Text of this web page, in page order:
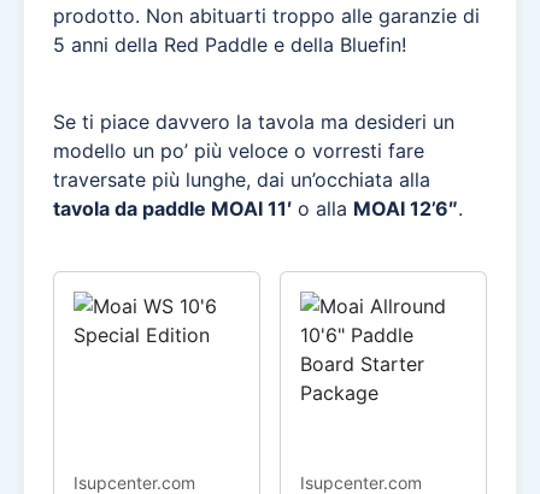
prodotto. Non abituarti troppo alle garanzie di
5 anni della Red Paddle e della Bluefin!
Se ti piace davvero la tavola ma desideri un
modello un po’ più veloce o vorresti fare
traversate più lunghe, dai un’occhiata alla
tavola da paddle MOAI 11′ o alla MOAI 12’6″.
Isupcenter.com Isupcenter.com